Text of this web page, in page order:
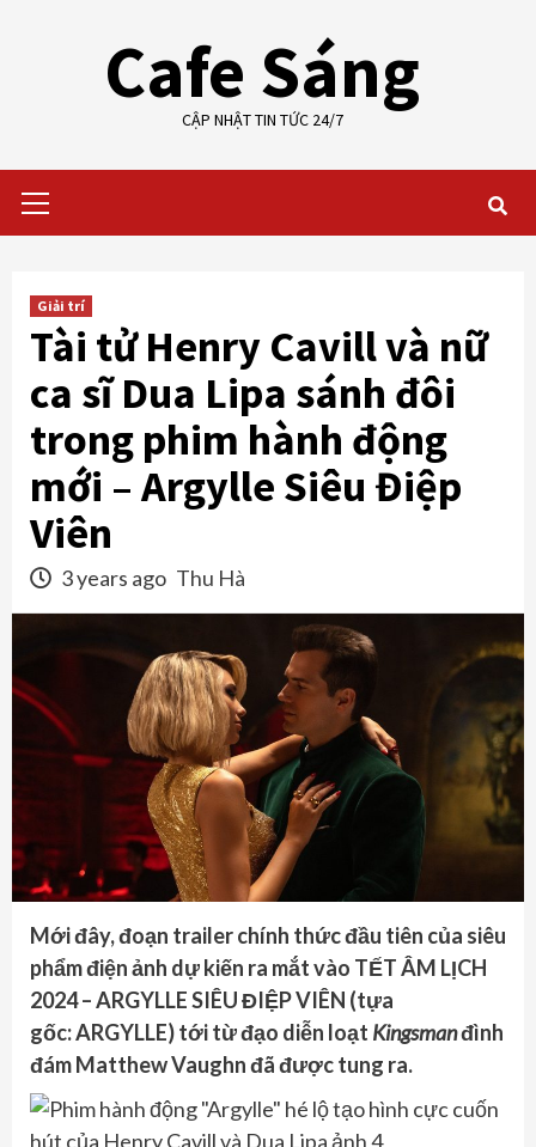
Cafe Sáng
CẬP NHẬT TIN TỨC 24/7
Menu
Giải trí
Tài tử Henry Cavill và nữ
ca sĩ Dua Lipa sánh đôi
trong phim hành động
mới – Argylle Siêu Điệp
Viên
3 years ago Thu Hà
Mới đây, đoạn trailer chính thức đầu tiên của siêu
phẩm điện ảnh dự kiến ra mắt vào TẾT ÂM LỊCH
2024 – ARGYLLE SIÊU ĐIỆP VIÊN (tựa
gốc: ARGYLLE) tới từ đạo diễn loạt Kingsmanđình
đám Matthew Vaughn đã được tung ra.